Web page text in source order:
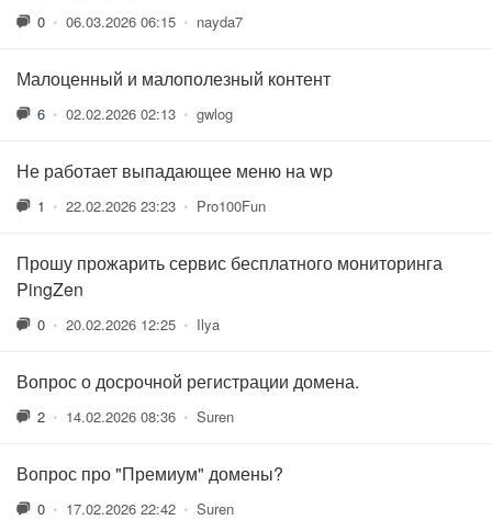
0 • 06.03.2026 06:15 • nayda7
Малоценный и малополезный контент
6 • 02.02.2026 02:13 • gwlog
Не работает выпадающее меню на wp
1 • 22.02.2026 23:23 • Pro100Fun
Прошу прожарить сервис бесплатного мониторинга
PingZen
0 • 20.02.2026 12:25 • Ilya
Вопрос о досрочной регистрации домена.
2 • 14.02.2026 08:36 • Suren
Вопрос про "Премиум" домены?
0 • 17.02.2026 22:42 • Suren